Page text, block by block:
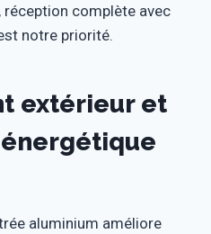
complète avec
notre priorité.
extérieur et
aluminium améliore